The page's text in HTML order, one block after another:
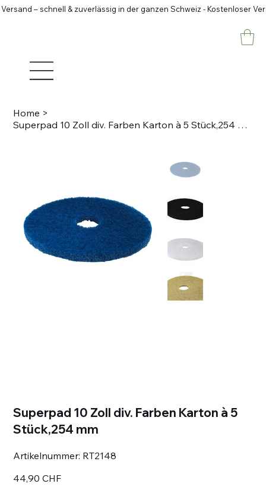
– schnell & zuverlässig in der ganzen Schweiz - Kostenloser
Home >
Superpad 10 Zoll div. Farben Karton à 5 Stück,254 mm
Superpad 10 Zoll div. Farben Karton à 5
Stück,254 mm
Artikelnummer: Artikelnummer:
RT2148
RT2148
44,90 CHF